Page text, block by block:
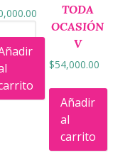
TODA
OCASIÓN
V
$54,000.00
Añadir
al
carrito